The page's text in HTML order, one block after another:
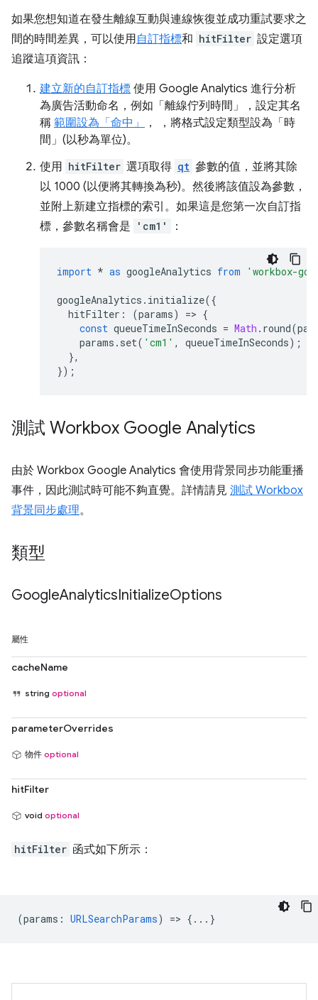
如果您想知道在發生離線互動與連線恢復並成功重試要求之
間的時間差異，可以使用自訂指標和 hitFilter 設定選項
追蹤這項資訊：
建立新的自訂指標 使用 Google Analytics 進行分析
為廣告活動命名，例如「離線佇列時間」，設定其名
稱 範圍設為「命中」
， ，將格式設定類型設為「時
間」(以秒為單位)。
使用 hitFilter 選項取得 qt 參數的值，並將其除
以 1000 (以便將其轉換為秒)。然後將該值設為參數，
並附上新建立指標的索引。如果這是您第一次自訂指
標，參數名稱會是
'cm1' ：
import * as googleAnalytics from 'workbox-
googleAnalytics . initialize({
hitFilter : (params) => {
const queueTimeInSeconds = Math . round(
params . set( 'cm1' , queueTimeInSeconds);
},
});
測試 Workbox Google Analytics
由於 Workbox Google Analytics 會使用背景同步功能重播
事件，因此測試時可能不夠直覺。詳情請見 測試 Workbox
背景同步處理。
類型
GoogleAnalyticsInitializeOptions
屬性
cacheName
string optional
parameterOverrides
物件 optional
hitFilter
void optional
hitFilter 函式如下所示：
(params : URLSearchParams) => {...}